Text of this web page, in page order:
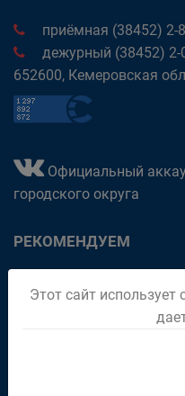
приёмная (38452) 2-
дежурный (38452) 2-
652600, Кемеровская
Официальный
городского округа
РЕКОМЕНДУЕМ
Политика в отношении
Этот сайт